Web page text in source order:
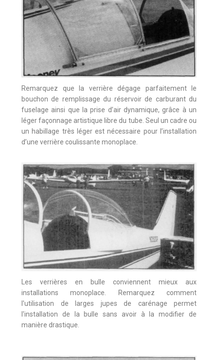
Remarquez que la verrière dégage parfaitement le
bouchon de remplissage du réservoir de carburant du
fuselage ainsi que la prise d’air dynamique, grâce à un
léger façonnage artistique libre du tube. Seul un cadre ou
un habillage très léger est nécessaire pour l’installation
d’une verrière coulissante monoplace.
Les verrières en bulle conviennent mieux aux
installations monoplace. Remarquez comment
l'utilisation de larges jupes de carénage permet
l'installation de la bulle sans avoir à la modifier de
manière drastique.